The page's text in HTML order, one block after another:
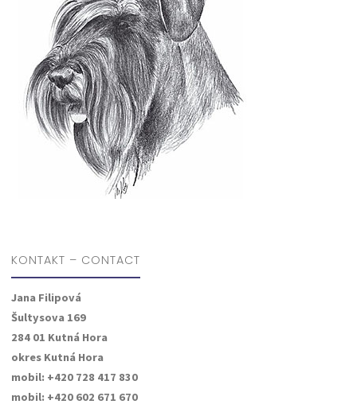
KONTAKT – CONTACT
Jana Filipová
Šultysova 169
284 01 Kutná Hora
okres Kutná Hora
mobil: +420 728 417 830
mobil: +420 602 671 670